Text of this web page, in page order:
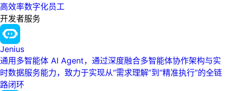
高效率数字化员工
开发者服务
Jenius
通用多智能体 AI Agent，通过深度融合多智能体协作架构与实
时数据服务能力，致力于实现从“需求理解”到“精准执行”的全链
路闭环